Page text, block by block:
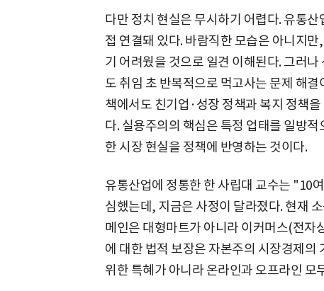
다만 정치 현실은 무시하기 어렵다. 유통
접 연결돼 있다. 바람직한 모습은 아니지
기 어려웠을 것으로 일견 이해된다. 그러
도 취임 초 반복적으로 먹고사는 문제 해
책에서도 친기업·성장 정책과 복지 정책
다. 실용주의의 핵심은 특정 업태를 일방
한 시장 현실을 정책에 반영하는 것이다.
유통산업에 정통한 한 사립대 교수는 "10
심했는데, 지금은 사정이 달라졌다. 현재
메인은 대형마트가 아니라 이커머스(전자
에 대한 법적 보장은 자본주의 시장경제의
위한 특혜가 아니라 온라인과 오프라인